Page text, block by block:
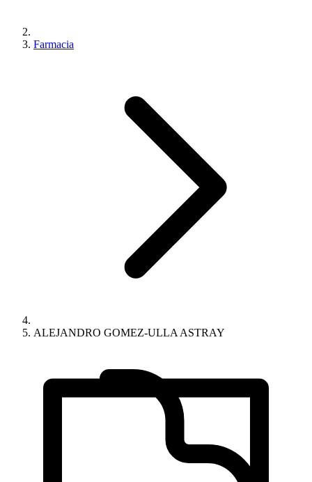
Farmacia
ALEJANDRO GOMEZ-ULLA ASTRAY